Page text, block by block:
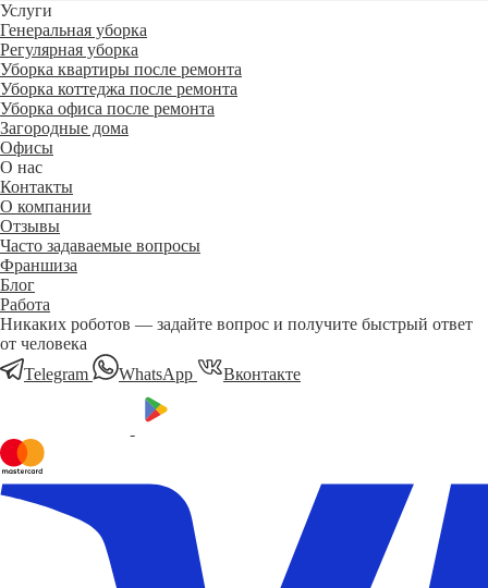
Услуги
Генеральная уборка
Регулярная уборка
Уборка квартиры после ремонта
Уборка коттеджа после ремонта
Уборка офиса после ремонта
Загородные дома
Офисы
О нас
Контакты
О компании
Отзывы
Часто задаваемые вопросы
Франшиза
Блог
Работа
Никаких роботов — задайте вопрос и получите быстрый ответ
от человека
Telegram
WhatsApp Вконтакте